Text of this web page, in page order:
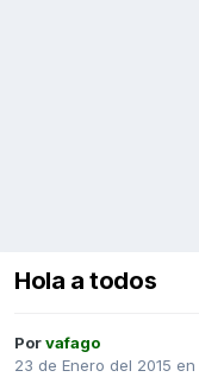
Hola a todos
Porvafago
23 de Enero del 2015 en